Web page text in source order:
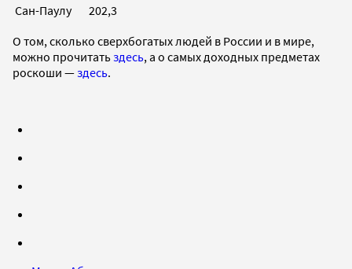
Сан-Паулу
202,3
О том, сколько сверхбогатых людей в России и в мире,
можно прочитатьздесь, а о самых доходных предметах
роскоши —здесь.